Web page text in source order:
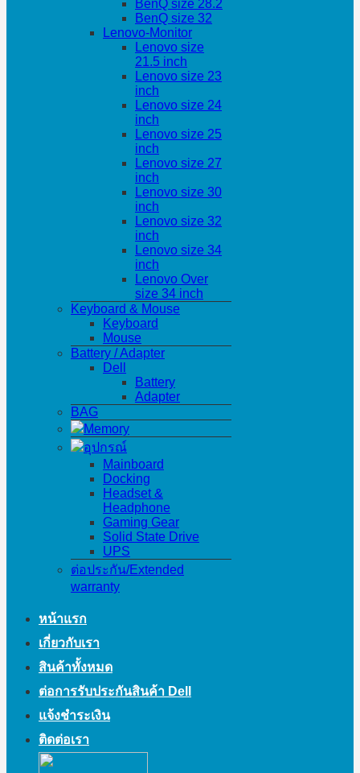
BenQ size 28.2
BenQ size 32
Lenovo-Monitor
Lenovo size
21.5 inch
Lenovo size 23
inch
Lenovo size 24
inch
Lenovo size 25
inch
Lenovo size 27
inch
Lenovo size 30
inch
Lenovo size 32
inch
Lenovo size 34
inch
Lenovo Over
size 34 inch
Keyboard & Mouse
Keyboard
Mouse
Battery / Adapter
Dell
Battery
Adapter
BAG
Memory
อุปกรณ์
Mainboard
Docking
Headset &
Headphone
Gaming Gear
Solid State Drive
UPS
ต่อประกัน/Extended
warranty
หน้าแรก
เกี่ยวกับเรา
สินค้าทั้งหมด
ต่อการรับประกันสินค้า Dell
แจ้งชำระเงิน
ติดต่อเรา